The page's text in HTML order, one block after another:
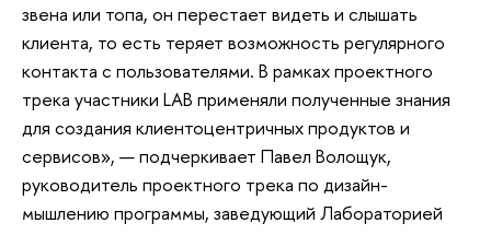
звена или топа, он перестает видеть и слышать
клиента, то есть теряет возможность регулярного
контакта с пользователями. В рамках проектного
трека участники LAB применяли полученные знания
для создания клиентоцентричных продуктов и
сервисов», — подчеркивает Павел Волощук,
руководитель проектного трека по дизайн-
мышлению программы, заведующий Лабораторией